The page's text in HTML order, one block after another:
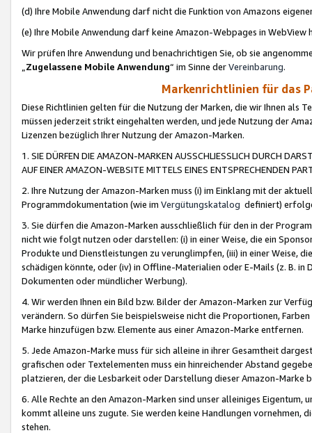
(d) Ihre Mobile Anwendung darf nicht die Funktion von Amazons
(e) Ihre Mobile Anwendung darf keine Amazon-Webpages in WebView
Wir prüfen Ihre Anwendung und benachrichtigen Sie, ob sie
„Zugelassene Mobile Anwendung“ im Sinne derVereinbarung.
Markenrichtlinien für das
Diese Richtlinien gelten für die Nutzung der Marken, die wir Ihnen als
müssen jederzeit strikt eingehalten werden, und jede Nutzung der
Lizenzen bezüglich Ihrer Nutzung der Amazon-Marken.
1. SIE DÜRFEN DIE AMAZON-MARKEN AUSSCHLIESSLICH DURCH
AUF EINER AMAZON-WEBSITE MITTELS EINES ENTSPRECHENDEN
2. Ihre Nutzung der Amazon-Marken muss (i) im Einklang mit der
Programmdokumentation (wie im Vergütungskatalog definiert)
3. Sie dürfen die Amazon-Marken ausschließlich für den in der
nicht wie folgt nutzen oder darstellen: (i) in einer Weise, die ein
Produkte und Dienstleistungen zu verunglimpfen, (iii) in einer Weise,
schädigen könnte, oder (iv) in Offline-Materialien oder E-Mails (z. B. in
Dokumenten oder mündlicher Werbung).
4. Wir werden Ihnen ein Bild bzw. Bilder der Amazon-Marken zur
verändern. So dürfen Sie beispielsweise nicht die Proportionen,
Marke hinzufügen bzw. Elemente aus einer Amazon-Marke entfernen.
5. Jede Amazon-Marke muss für sich alleine in ihrer Gesamtheit
grafischen oder Textelementen muss ein hinreichender Abstand
platzieren, der die Lesbarkeit oder Darstellung dieser Amazon-Marke
6. Alle Rechte an den Amazon-Marken sind unser alleiniges
kommt alleine uns zugute. Sie werden keine Handlungen vornehmen,
stehen.